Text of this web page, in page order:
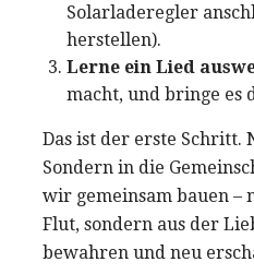
Solarladeregler
herstellen).
Lerne ein Lied
macht, und bringe es
Das ist der erste Schritt.
Sondern in die
wir gemeinsam bauen –
Flut, sondern aus der
bewahren und neu